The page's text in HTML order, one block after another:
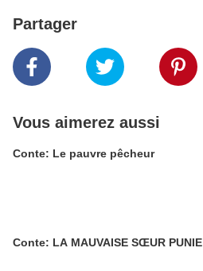
Partager
Vous aimerez aussi
Conte: Le pauvre pêcheur
Conte: LA MAUVAISE SŒUR PUNIE